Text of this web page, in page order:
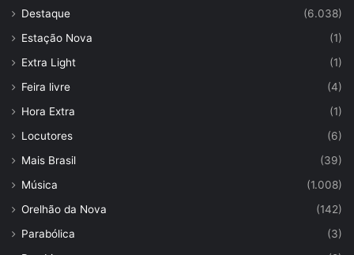
Destaque
(6.038)
Estação Nova
(1)
Extra Light
(1)
Feira livre
(4)
Hora Extra
(1)
Locutores
(6)
Mais Brasil
(39)
Música
(1.008)
Orelhão da Nova
(142)
Parabólica
(3)